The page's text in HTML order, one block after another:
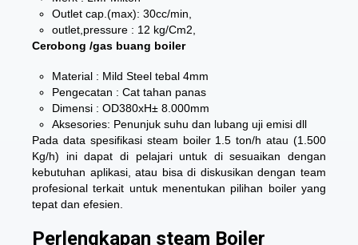
Outlet cap.(max): 30cc/min,
outlet,pressure : 12 kg/Cm2,
Cerobong /gas buang boiler
Material : Mild Steel tebal 4mm
Pengecatan : Cat tahan panas
Dimensi : OD380xH± 8.000mm
Aksesories: Penunjuk suhu dan lubang uji emisi dll
Pada data spesifikasi steam boiler 1.5 ton/h atau (1.500
Kg/h) ini dapat di pelajari untuk di sesuaikan dengan
kebutuhan aplikasi, atau bisa di diskusikan dengan team
profesional terkait untuk menentukan pilihan boiler yang
tepat dan efesien.
Perlengkapan steam Boiler